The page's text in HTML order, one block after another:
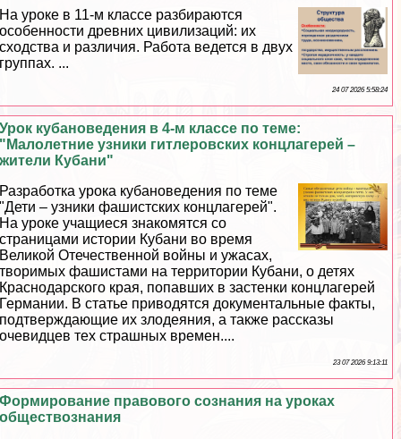
На уроке в 11-м классе разбираются
особенности древних цивилизаций: их
сходства и различия. Работа ведется в двух
группах. ...
24 07 2026 5:58:24
Урок кубановедения в 4-м классе по теме:
"Малолетние узники гитлеровских концлагерей –
жители Кубани"
Разработка урока кубановедения по теме
"Дети – узники фашистских концлагерей".
На уроке учащиеся знакомятся со
страницами истории Кубани во время
Великой Отечественной войны и ужасах,
творимых фашистами на территории Кубани, о детях
Краснодарского края, попавших в застенки концлагерей
Германии. В статье приводятся документальные факты,
подтверждающие их злодеяния, а также рассказы
очевидцев тех страшных времен....
23 07 2026 9:13:11
Формирование правового сознания на уроках
обществознания